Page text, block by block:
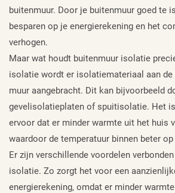
buitenmuur. Door je buitenmuur goed te
besparen op je energierekening en het
verhogen.
Maar wat houdt buitenmuur isolatie
isolatie wordt er isolatiemateriaal aan de
muur aangebracht. Dit kan bijvoorbeeld
gevelisolatieplaten of spuitisolatie. Het
ervoor dat er minder warmte uit het huis
waardoor de temperatuur binnen beter
Er zijn verschillende voordelen
isolatie. Zo zorgt het voor een
energierekening, omdat er minder